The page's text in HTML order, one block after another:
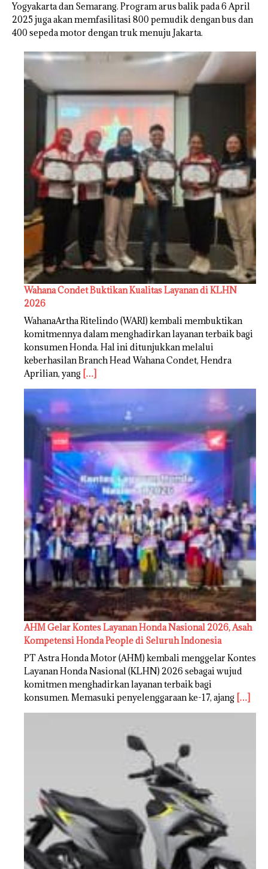
Yogyakarta dan Semarang. Program arus balik pada 6 April
2025 juga akan memfasilitasi 800 pemudik dengan bus dan
400 sepeda motor dengan truk menuju Jakarta.
Wahana Condet Buktikan Kualitas Layanan di KLHN
2026
WahanaArtha Ritelindo (WARI) kembali membuktikan
komitmennya dalam menghadirkan layanan terbaik bagi
konsumen Honda. Hal ini ditunjukkan melalui
keberhasilan Branch Head Wahana Condet, Hendra
Aprilian, yang […]
AHM Gelar Kontes Layanan Honda Nasional 2026, Asah
Kompetensi Honda People di Seluruh Indonesia
PT Astra Honda Motor (AHM) kembali menggelar Kontes
Layanan Honda Nasional (KLHN) 2026 sebagai wujud
komitmen menghadirkan layanan terbaik bagi
konsumen. Memasuki penyelenggaraan ke-17, ajang […]